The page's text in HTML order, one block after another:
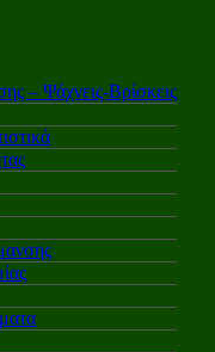
– Ψάχνεις-Βρίσκεις